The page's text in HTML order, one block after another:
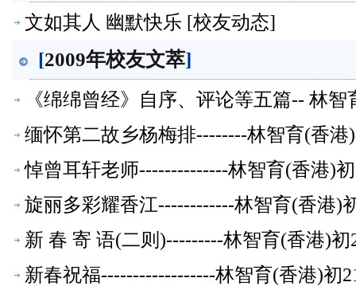
文如其人 幽默快乐 [校友动态]
[2009年校友文萃]
《绵绵曾经》自序、评论等五篇-- 林
萃】
缅怀第二故乡杨梅排--------林智育(香港
悼曾耳轩老师--------------林智育(香港)
旋丽多彩耀香江------------林智育(香港)
新 春 寄 语(二则)---------林智育(香港)
新春祝福------------------林智育(香港)初